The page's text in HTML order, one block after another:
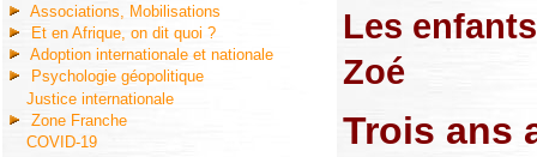
Associations, Mobilisations
Et en Afrique, on dit quoi ?
Adoption internationale et nationale
Psychologie géopolitique
Justice internationale
Zone Franche
COVID-19
Les
Zoé
Trois ans